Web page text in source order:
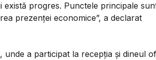
există progres. Punctele principale
prezenței economice”, a declarat
a participat la recepția și dineul